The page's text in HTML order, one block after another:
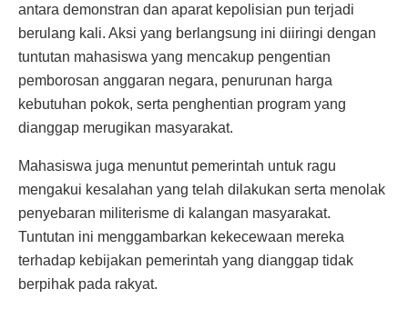
antara demonstran dan aparat kepolisian pun terjadi
berulang kali. Aksi yang berlangsung ini diiringi dengan
tuntutan mahasiswa yang mencakup pengentian
pemborosan anggaran negara, penurunan harga
kebutuhan pokok, serta penghentian program yang
dianggap merugikan masyarakat.
Mahasiswa juga menuntut pemerintah untuk ragu
mengakui kesalahan yang telah dilakukan serta menolak
penyebaran militerisme di kalangan masyarakat.
Tuntutan ini menggambarkan kekecewaan mereka
terhadap kebijakan pemerintah yang dianggap tidak
berpihak pada rakyat.